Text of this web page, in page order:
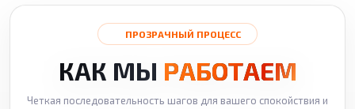
ПРОЗРАЧНЫЙ ПРОЦЕСС
КАК МЫ РАБОТАЕМ
Четкая последовательность шагов для вашего спокойствия и